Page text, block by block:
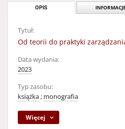
OPIS INFORMACJE
Tytuł:
Od teorii do praktyki
Data wydania:
2023
Typ zasobu:
książka; monografia
Więcej